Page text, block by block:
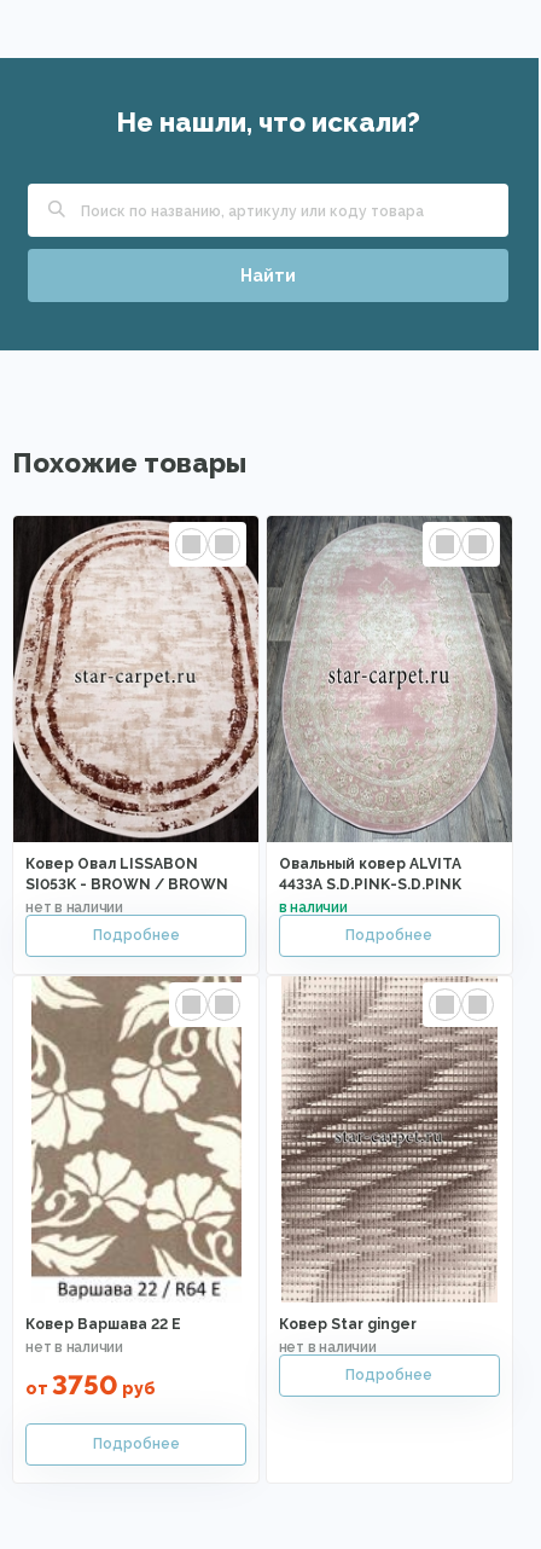
Не нашли, что искали?
Найти
Похожие товары
Ковер Овал LISSABON
SI053K - BROWN / BROWN
Овальный ковер ALVITA
4433A S.D.PINK-S.D.PINK
Ковер Варшава 22 E
от 3750 руб
Ковер Star ginger